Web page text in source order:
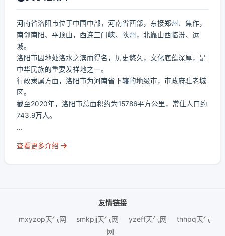
河南省洛阳市位于中国中部，河南省西部，东接郑州、焦作，
南邻南阳、平顶山，西连三门峡、陕州，北靠山西临汾、运
城。
洛阳市因地处洛水之滨而得名，历史悠久，文化底蕴深厚，是
中华民族的重要发祥地之一。
行政隶属方面，洛阳市为河南省下辖的地级市，市政府驻老城
区。
截至2020年，洛阳市总面积约为15786平方公里，常住人口约
743.9万人。
...
查看更多介绍
友情链接
mxyzop天气网
smkpjj天气网 yzeff天气网
thhpq天气
网